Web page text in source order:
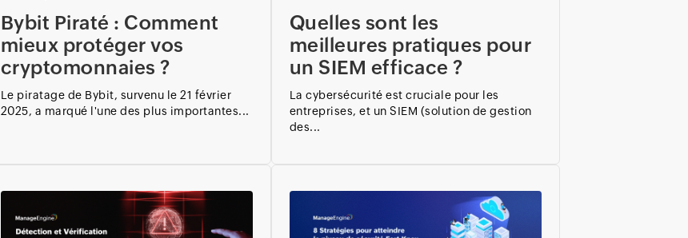
Bybit Piraté : Comment
mieux protéger vos
cryptomonnaies ?
Le piratage de Bybit, survenu le 21 février
2025, a marqué l'une des plus importantes...
Quelles sont les
meilleures pratiques pour
un SIEM efficace ?
La cybersécurité est cruciale pour les
entreprises, et un SIEM (solution de gestion
des...